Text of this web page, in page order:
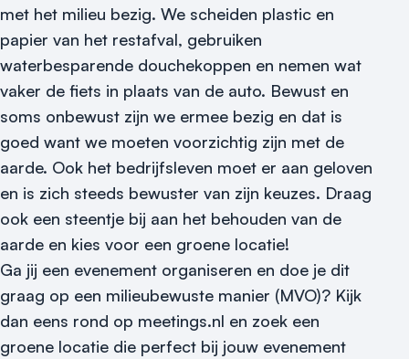
Vraag locatie aan
Locatiegids
Meld locatie aan
Nieuws
Reviews (5⭐️)
Contact
met het milieu bezig. We scheiden plastic en
papier van het restafval, gebruiken
waterbesparende douchekoppen en nemen wat
vaker de fiets in plaats van de auto. Bewust en
soms onbewust zijn we ermee bezig en dat is
goed want we moeten voorzichtig zijn met de
aarde. Ook het bedrijfsleven moet er aan geloven
en is zich steeds bewuster van zijn keuzes. Draag
ook een steentje bij aan het behouden van de
aarde en kies voor een groene locatie!
Ga jij een evenement organiseren en doe je dit
graag op een milieubewuste manier (MVO)? Kijk
dan eens rond op meetings.nl en zoek een
groene locatie die perfect bij jouw evenement